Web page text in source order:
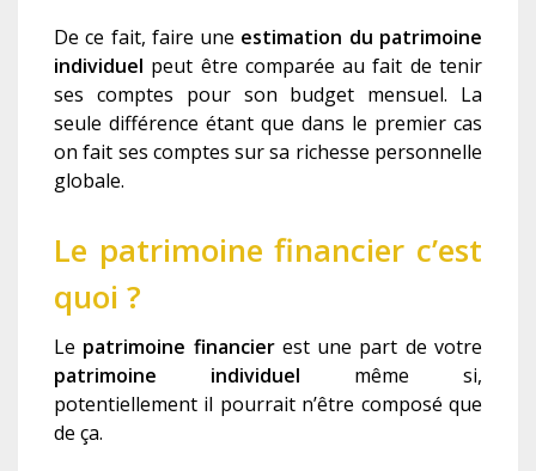
De ce fait, faire une estimation du patrimoine
individuel peut être comparée au fait de tenir
ses comptes pour son budget mensuel. La
seule différence étant que dans le premier cas
on fait ses comptes sur sa richesse personnelle
globale.
Le patrimoine financier c’est
quoi ?
Le patrimoine financierest une part de votre
patrimoine individuel
même si,
potentiellement il pourrait n’être composé que
de ça.